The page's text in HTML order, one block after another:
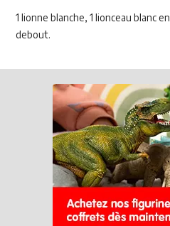
1 lionne blanche, 1 lionceau blanc
debout.